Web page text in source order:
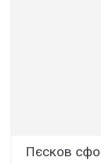
Пєсков